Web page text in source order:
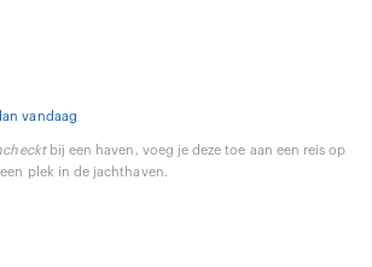
vandaag
bij een haven, voeg je deze toe aan een reis op
plek in de jachthaven.